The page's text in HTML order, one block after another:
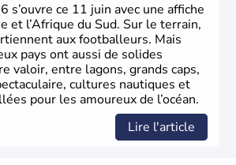
s’ouvre ce 11 juin avec une affiche
et l’Afrique du Sud. Sur le terrain,
aux footballeurs. Mais
pays ont aussi de solides
valoir, entre lagons, grands caps,
cultures nautiques et
pour les amoureux de l’océan.
Lire l'article